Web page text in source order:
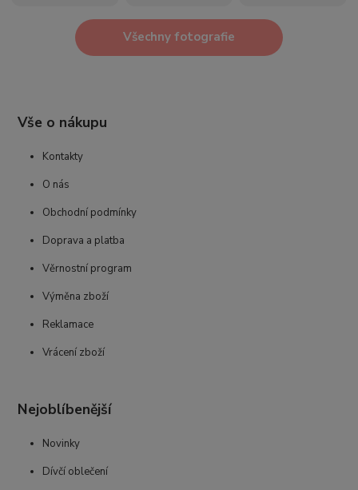
Všechny fotografie
Vše o nákupu
Kontakty
O nás
Obchodní podmínky
Doprava a platba
Věrnostní program
Výměna zboží
Reklamace
Vrácení zboží
Nejoblíbenější
Novinky
Dívčí oblečení